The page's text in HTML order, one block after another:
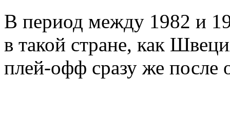
В период между 1982 и
в такой стране, как
плей-офф сразу же после